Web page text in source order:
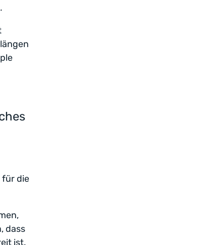
für die
dass
ist.